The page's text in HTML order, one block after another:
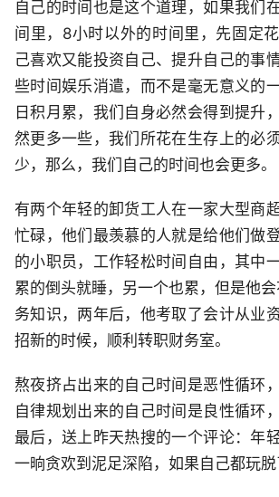
自己的时间也是这个道理，如果我们
间里，8小时以外的时间里，先固定
己喜欢又能投资自己、提升自己的事
些时间娱乐消遣，而不是毫无意义的
日积月累，我们自身必然会得到提升
然更多一些，我们所花在生存上的必
少，那么，我们自己的时间也会更多。
有两个年轻的卸货工人在一家大型商
忙碌，他们最羡慕的人就是给他们做
的小职员，工作轻松时间自由，其中
累的倒头就睡，另一个也累，但是他
务知识，两年后，他考取了会计从业
招新的时候，顺利转职财务室。
熬夜挤占出来的自己时间是恶性循环
自律规划出来的自己时间是良性循环
最后，送上昨天热搜的一个评论：年
一晌贪欢到泥足深陷，如果自己都玩脱